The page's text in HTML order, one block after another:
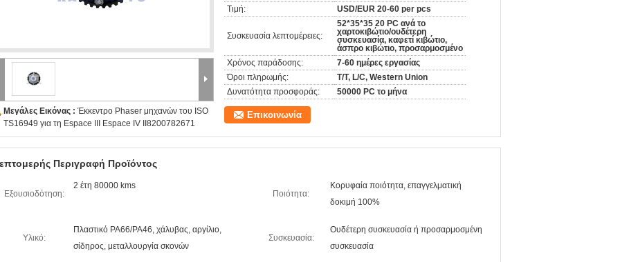
Μεγάλες Εικόνας : Έκκεντρο Phaser μηχανών του ISO
TS16949 για τη Espace ΙΙΙ Espace IV II8200782671
Τιμή:
USD/EUR 20-60 per pcs
Συσκευασία λεπτομέρειες:
52*35*35 20 PC ανά το
χαρτοκιβώτιο/ουδέτερη
συσκευασία, καφετί κιβώτιο,
άσπρο κιβώτιο, προσαρμοσμένο
Χρόνος παράδοσης:
7-60 ημέρες εργασίας
Όροι πληρωμής:
T/T, L/C, Western Union
Δυνατότητα προσφοράς:
50000 PC το μήνα
Επικοινωνία
Περιγραφή Προϊόντος
Εξουσιοδότηση:
2 έτη 80000 kms
Ποιότητα:
Κορυφαία ποιότητα, επαγγελματική
δοκιμή 100%
Υλικό:
Πλαστικό PA66/PA46, χάλυβας, αργίλιο,
σίδηρος, μεταλλουργία σκονών
Συσκευασία:
Ουδέτερη συσκευασία ή προσαρμοσμένη
συσκευασία